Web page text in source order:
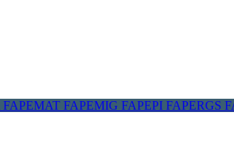
FAPEMAT FAPEMIG FAPEPI FAPERGS